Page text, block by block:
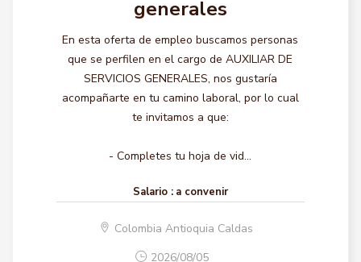
generales
En esta oferta de empleo buscamos personas
que se perfilen en el cargo de AUXILIAR DE
SERVICIOS GENERALES, nos gustaría
acompañarte en tu camino laboral, por lo cual
te invitamos a que:
- Completes tu hoja de vid...
Salario : a convenir
Colombia Antioquia Caldas
2026/08/05